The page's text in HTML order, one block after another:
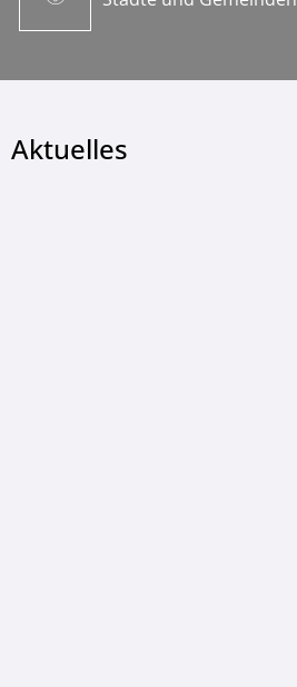
Aktuelles